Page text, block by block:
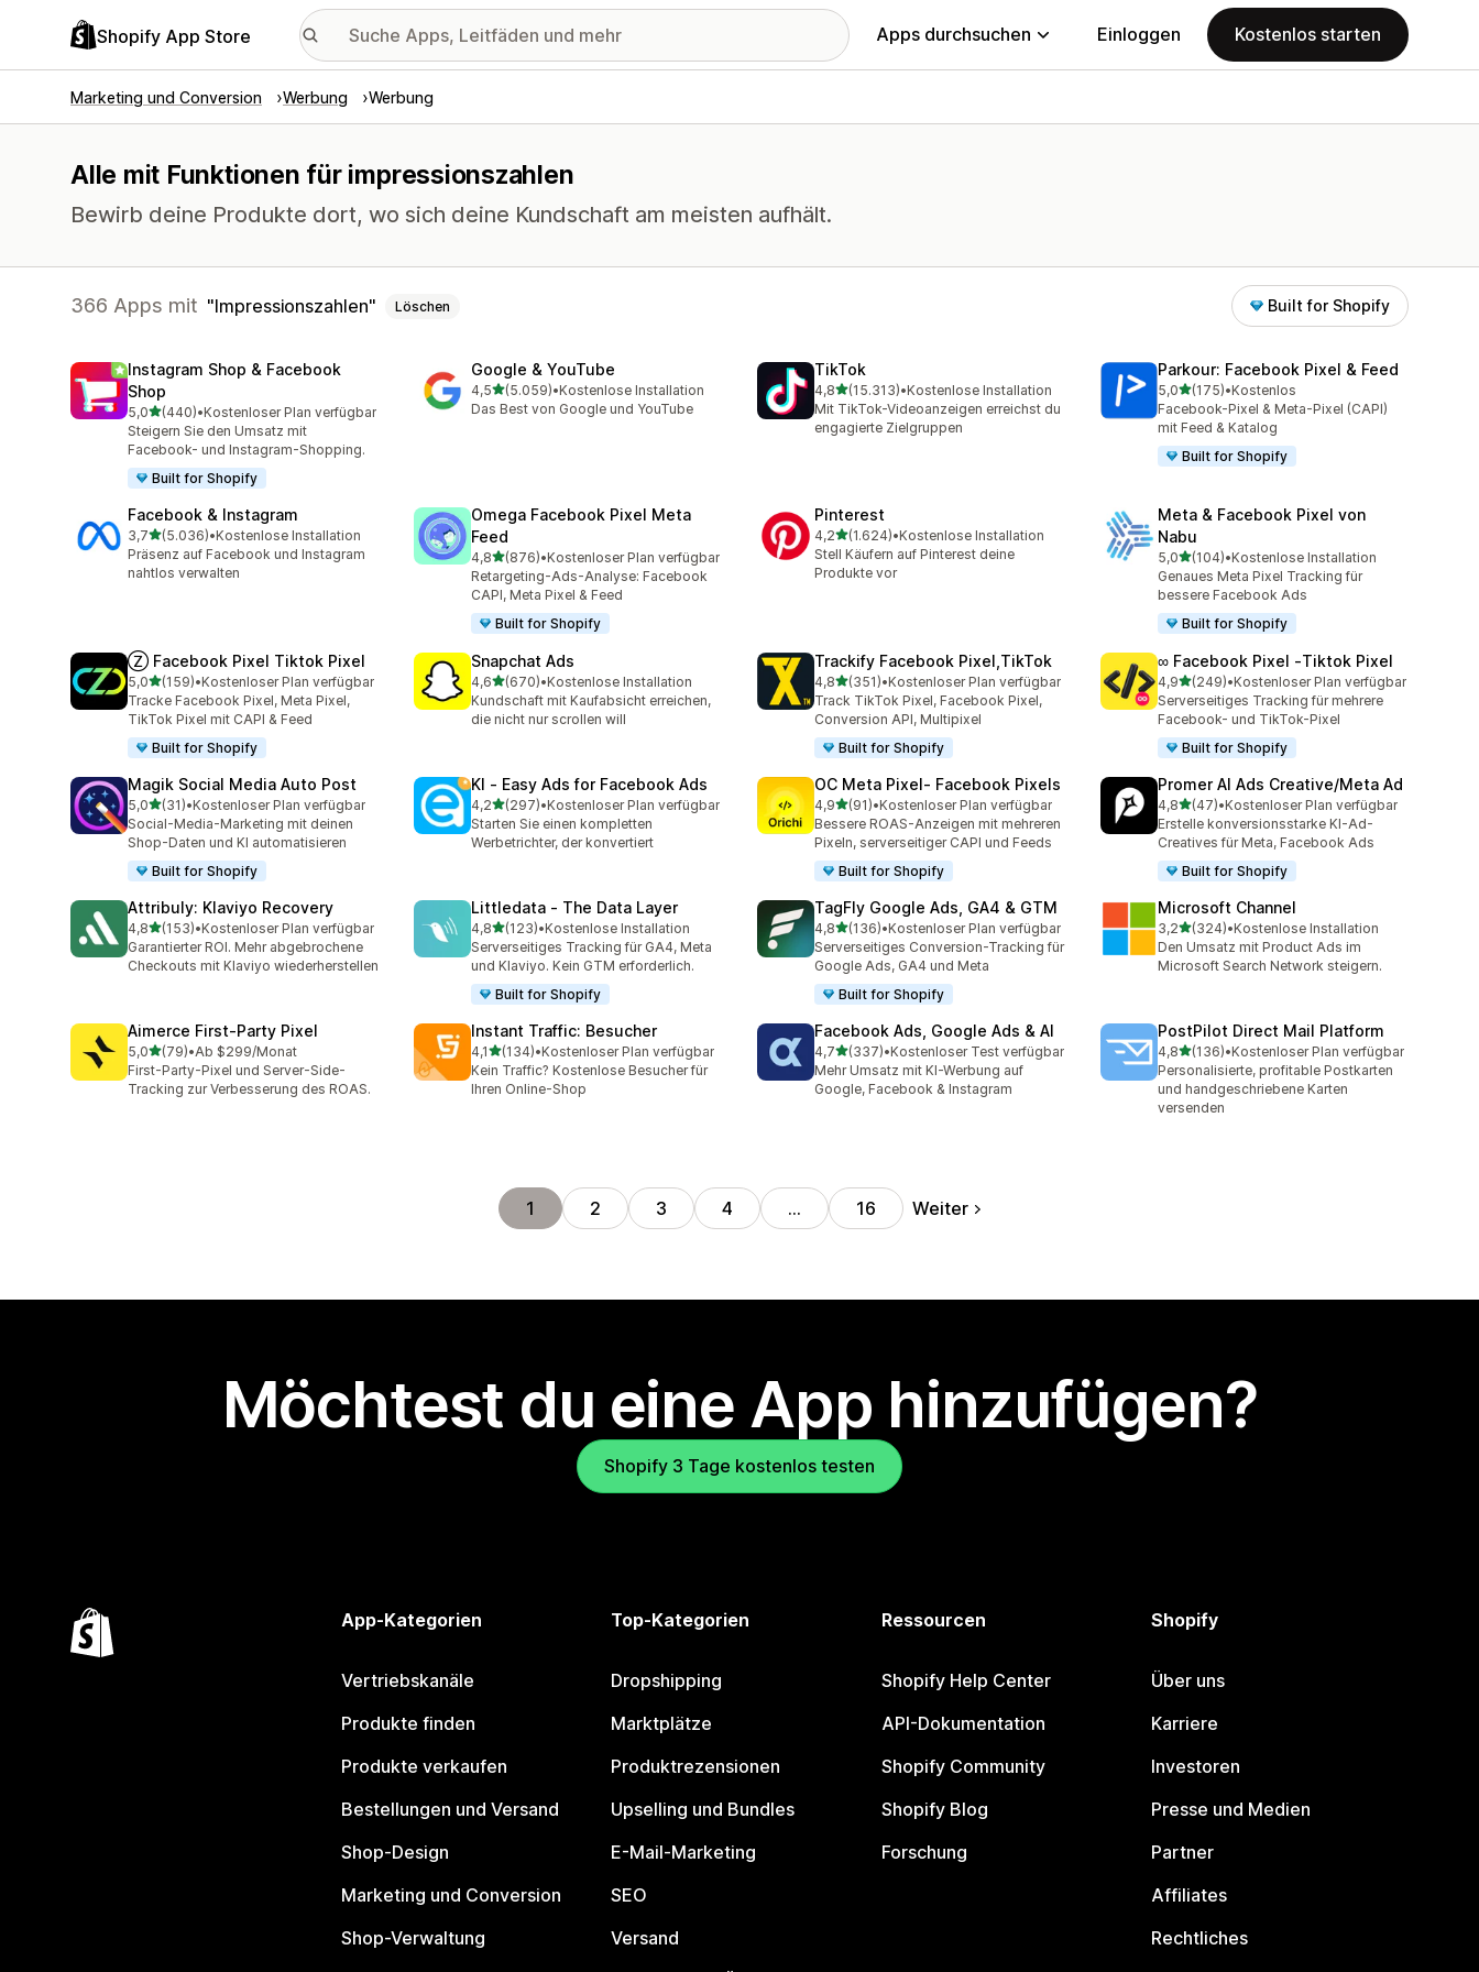
Shopify App Store Apps durchsuchen Einloggen Kostenlos starten
Marketing und Conversion Werbung Werbung
Alle mit Funktionen für impressionszahlen
Bewirb deine Produkte dort, wo sich deine Kundschaft am meisten aufhält.
366 Apps mit Impressionszahlen Löschen Built for Shopify
Instagram Shop & Facebook
Shop
5,0von 5 Sternen
(440)
440 Rezensionen insgesamt
•Kostenloser Plan verfügbar
Steigern Sie den Umsatz mit
Facebook- und Instagram-Shopping.
Built for Shopify
Google & YouTube
4,5von 5 Sternen
(5.059)
5059 Rezensionen insgesamt
•Kostenlose Installation
Das Best von Google und YouTube
TikTok
4,8von 5 Sternen
(15.313)
15313 Rezensionen insgesamt
•Kostenlose Installation
Mit TikTok-Videoanzeigen erreichst du
engagierte Zielgruppen
Parkour: Facebook Pixel & Feed
5,0von 5 Sternen
(175)
175 Rezensionen insgesamt
•Kostenlos
Facebook-Pixel & Meta-Pixel (CAPI)
mit Feed & Katalog
Built for Shopify
Facebook & Instagram
3,7von 5 Sternen
(5.036)
5036 Rezensionen insgesamt
•Kostenlose Installation
Präsenz auf Facebook und Instagram
nahtlos verwalten
Omega Facebook Pixel Meta
Feed
4,8von 5 Sternen
(876)
876 Rezensionen insgesamt
•Kostenloser Plan verfügbar
Retargeting-Ads-Analyse: Facebook
CAPI, Meta Pixel & Feed
Built for Shopify
Pinterest
4,2von 5 Sternen
(1.624)
1624 Rezensionen insgesamt
•Kostenlose Installation
Stell Käufern auf Pinterest deine
Produkte vor
Meta & Facebook Pixel von
Nabu
5,0von 5 Sternen
(104)
104 Rezensionen insgesamt
•Kostenlose Installation
Genaues Meta Pixel Tracking für
bessere Facebook Ads
Built for Shopify
Ⓩ Facebook Pixel Tiktok Pixel
5,0von 5 Sternen
(159)
159 Rezensionen insgesamt
•Kostenloser Plan verfügbar
Tracke Facebook Pixel, Meta Pixel,
TikTok Pixel mit CAPI & Feed
Built for Shopify
Snapchat Ads
4,6von 5 Sternen
(670)
670 Rezensionen insgesamt
•Kostenlose Installation
Kundschaft mit Kaufabsicht erreichen,
die nicht nur scrollen will
Trackify Facebook Pixel,TikTok
4,8von 5 Sternen
(351)
351 Rezensionen insgesamt
•Kostenloser Plan verfügbar
Track TikTok Pixel, Facebook Pixel,
Conversion API, Multipixel
Built for Shopify
∞ Facebook Pixel ‑Tiktok Pixel
4,9von 5 Sternen
(249)
249 Rezensionen insgesamt
•Kostenloser Plan verfügbar
Serverseitiges Tracking für mehrere
Facebook- und TikTok-Pixel
Built for Shopify
Magik Social Media Auto Post
5,0von 5 Sternen
(31)
31 Rezensionen insgesamt
•Kostenloser Plan verfügbar
Social-Media-Marketing mit deinen
Shop-Daten und KI automatisieren
Built for Shopify
KI ‑ Easy Ads for Facebook Ads
4,2von 5 Sternen
(297)
297 Rezensionen insgesamt
•Kostenloser Plan verfügbar
Starten Sie einen kompletten
Werbetrichter, der konvertiert
OC Meta Pixel‑ Facebook Pixels
4,9von 5 Sternen
(91)
91 Rezensionen insgesamt
•Kostenloser Plan verfügbar
Bessere ROAS-Anzeigen mit mehreren
Pixeln, serverseitiger CAPI und Feeds
Built for Shopify
Promer AI Ads Creative/Meta Ad
4,8von 5 Sternen
(47)
47 Rezensionen insgesamt
•Kostenloser Plan verfügbar
Erstelle konversionsstarke KI-Ad-
Creatives für Meta, Facebook Ads
Built for Shopify
Attribuly: Klaviyo Recovery
4,8von 5 Sternen
(153)
153 Rezensionen insgesamt
•Kostenloser Plan verfügbar
Garantierter ROI. Mehr abgebrochene
Checkouts mit Klaviyo wiederherstellen
Littledata ‑ The Data Layer
4,8von 5 Sternen
(123)
123 Rezensionen insgesamt
•Kostenlose Installation
Serverseitiges Tracking für GA4, Meta
und Klaviyo. Kein GTM erforderlich.
Built for Shopify
TagFly Google Ads, GA4 & GTM
4,8von 5 Sternen
(136)
136 Rezensionen insgesamt
•Kostenloser Plan verfügbar
Serverseitiges Conversion-Tracking für
Google Ads, GA4 und Meta
Built for Shopify
Microsoft Channel
3,2von 5 Sternen
(324)
324 Rezensionen insgesamt
•Kostenlose Installation
Den Umsatz mit Product Ads im
Microsoft Search Network steigern.
Aimerce First‑Party Pixel
5,0von 5 Sternen
(79)
79 Rezensionen insgesamt
•Ab $299/Monat
First-Party-Pixel und Server-Side-
Tracking zur Verbesserung des ROAS.
Instant Traffic: Besucher
4,1von 5 Sternen
(134)
134 Rezensionen insgesamt
•Kostenloser Plan verfügbar
Kein Traffic? Kostenlose Besucher für
Ihren Online-Shop
Facebook Ads, Google Ads & AI
4,7von 5 Sternen
(337)
337 Rezensionen insgesamt
•Kostenloser Test verfügbar
Mehr Umsatz mit KI-Werbung auf
Google, Facebook & Instagram
PostPilot Direct Mail Platform
4,8von 5 Sternen
(136)
136 Rezensionen insgesamt
•Kostenloser Plan verfügbar
Personalisierte, profitable Postkarten
und handgeschriebene Karten
versenden
1 2 3 4 … 16 Weiter
Möchtest du eine App hinzufügen?
Shopify 3 Tage kostenlos testen
App-Kategorien
Vertriebskanäle
Produkte finden
Produkte verkaufen
Bestellungen und Versand
Shop-Design
Marketing und Conversion
Shop-Verwaltung
Top-Kategorien
Dropshipping
Marktplätze
Produktrezensionen
Upselling und Bundles
E-Mail-Marketing
SEO
Versand
Ressourcen
Shopify Help Center
API-Dokumentation
Shopify Community
Shopify Blog
Forschung
Shopify
Über uns
Karriere
Investoren
Presse und Medien
Partner
Affiliates
Rechtliches